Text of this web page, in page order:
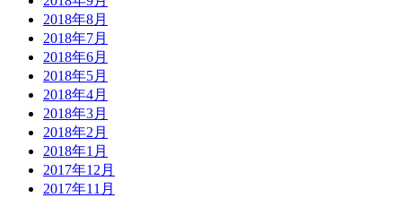
2018年8月
2018年7月
2018年6月
2018年5月
2018年4月
2018年3月
2018年2月
2018年1月
2017年12月
2017年11月